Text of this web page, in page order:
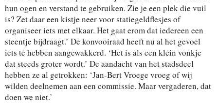
hun ogen en verstand te gebruiken. Zie je een plek die vuil
is? Zet daar een kistje neer voor statiegeldflesjes of
organiseer iets met elkaar. Het gaat erom dat iedereen een
steentje bijdraagt.’ De konvooiraad heeft nu al het gevoel
iets te hebben aangewakkerd. ‘Het is als een klein vonkje
dat steeds groter wordt.’ De aandacht van het stadsdeel
hebben ze al getrokken: ‘Jan-Bert Vroege vroeg of wij
wilden deelnemen aan een commissie. Maar vergaderen, dat
doen we niet.’